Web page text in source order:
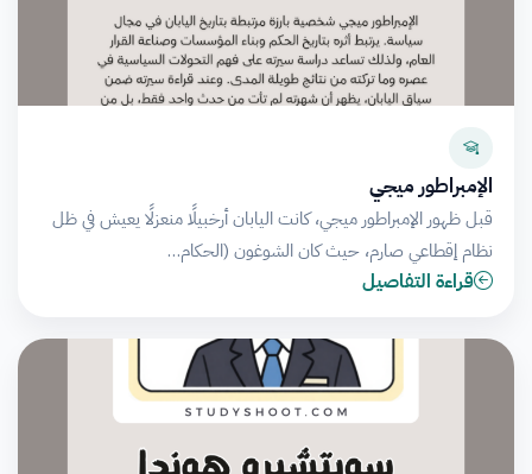
الإمبراطور ميجي
قبل ظهور الإمبراطور ميجي، كانت اليابان أرخبيلًا منعزلًا يعيش في ظل
نظام إقطاعي صارم، حيث كان الشوغون (الحكام…
قراءة التفاصيل